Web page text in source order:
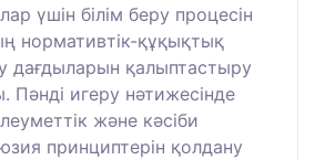
үшін білім беру процесін
нормативтік-құқықтық
дағдыларын қалыптастыру
Пәнді игеру нәтижесінде
және кәсіби
принциптерін қолдану